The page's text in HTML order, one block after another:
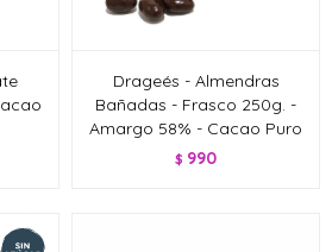
Drageés - Almendras
Bañadas - Frasco 250g. -
Amargo 58% - Cacao Puro
$ 990